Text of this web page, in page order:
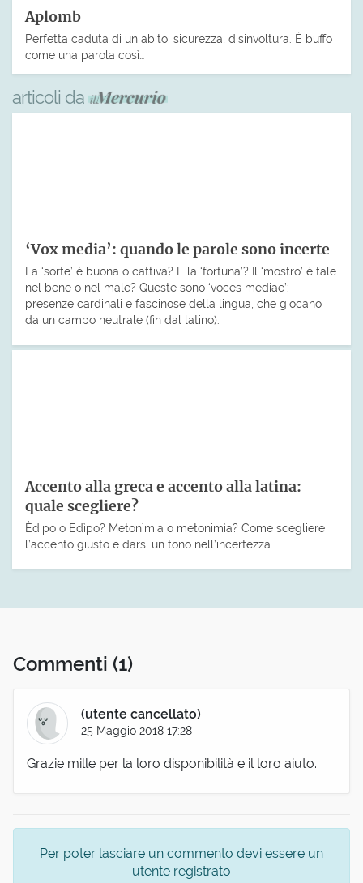
Aplomb
Perfetta caduta di un abito; sicurezza, disinvoltura. È buffo
come una parola così…
articoli da
‘Vox media’: quando le parole sono incerte
La ‘sorte’ è buona o cattiva? E la ‘fortuna’? Il ‘mostro’ è tale
nel bene o nel male? Queste sono ‘voces mediae’:
presenze cardinali e fascinose della lingua, che giocano
da un campo neutrale (fin dal latino).
Accento alla greca e accento alla latina:
quale scegliere?
Èdipo o Edìpo? Metonìmia o metonimìa? Come scegliere
l’accento giusto e darsi un tono nell’incertezza
Commenti (1)
(utente cancellato)
25 Maggio 2018 17:28
Grazie mille per la loro disponibilità e il loro aiuto.
Per poter lasciare un commento devi essere un
utente registrato